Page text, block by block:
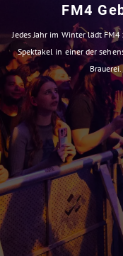
FM4
Jedes Jahr im Winter lädt
Spektakel in einer der